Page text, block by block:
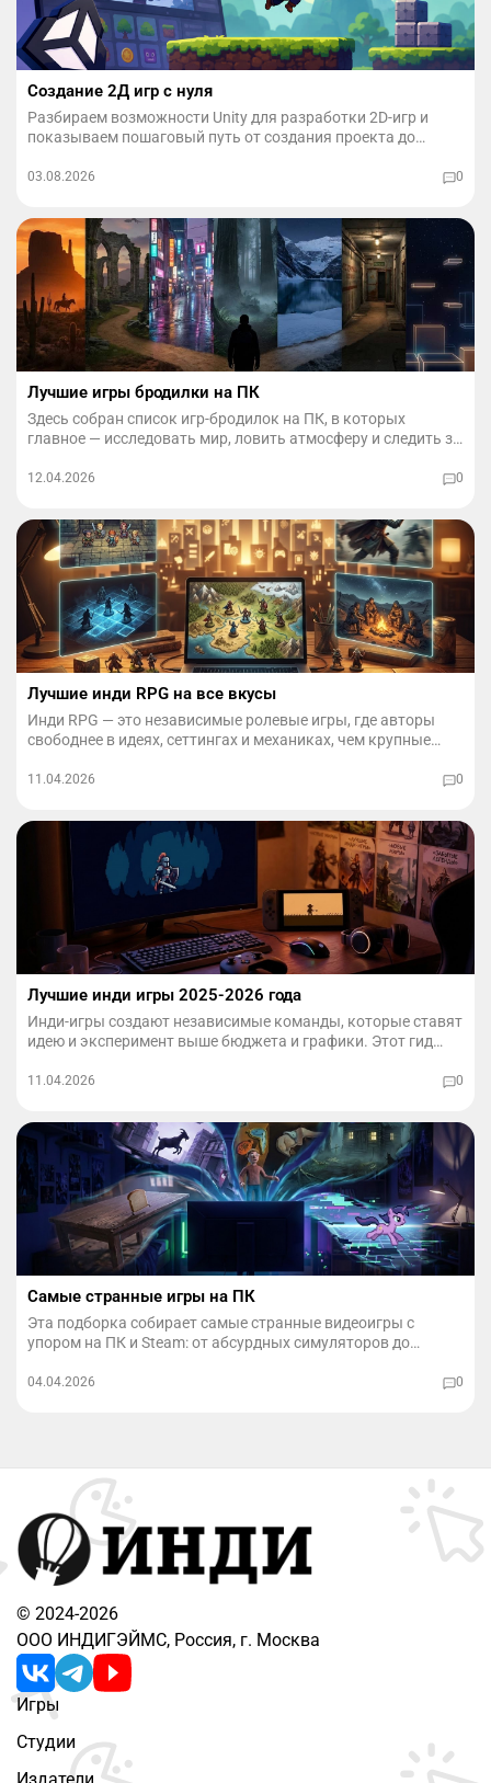
Создание 2Д игр с нуля
Разбираем возможности Unity для разработки 2D-игр и
показываем пошаговый путь от создания проекта до
03.08.2026 0
Лучшие игры бродилки на ПК
Здесь собран список игр-бродилок на ПК, в которых
главное — исследовать мир, ловить атмосферу и следить за
12.04.2026 0
Лучшие инди RPG на все вкусы
Инди RPG — это независимые ролевые игры, где авторы
свободнее в идеях, сеттингах и механиках, чем крупные
эксперименты с сюжетом, тактикой и прокачкой.
11.04.2026 0
Лучшие инди игры 2025-2026 года
Инди‑игры создают независимые команды, которые ставят
идею и эксперимент выше бюджета и графики. Этот гид
свежих релизов до «золотой классики» инди.
11.04.2026 0
Самые странные игры на ПК
Эта подборка собирает самые странные видеоигры с
упором на ПК и Steam: от абсурдных симуляторов до
04.04.2026 0
© 2024-2026
ООО ИНДИГЭЙМС, Россия, г. Москва
Игры
Студии